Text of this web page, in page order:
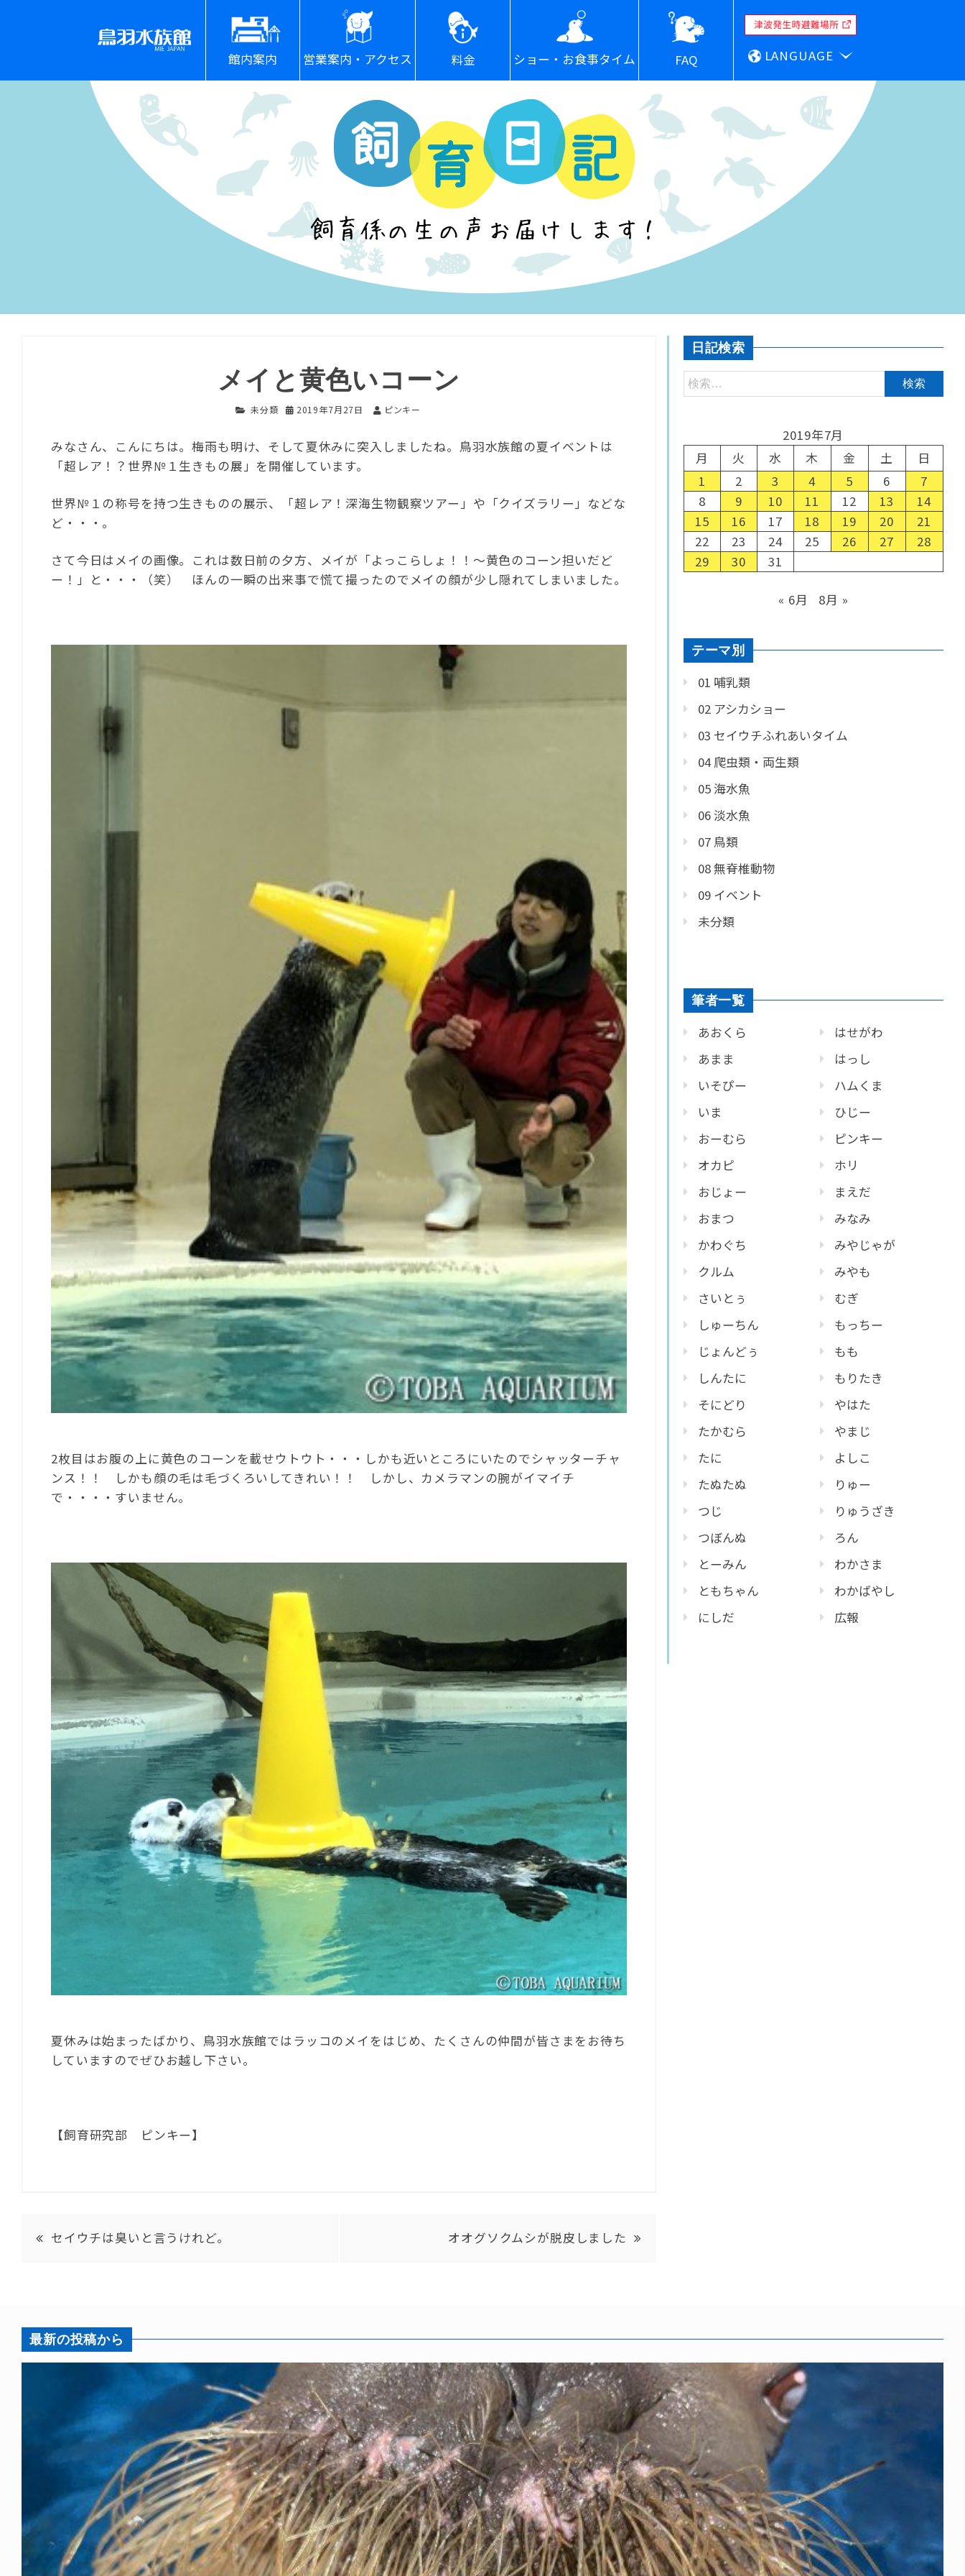
館内案内 営業案内・アクセス 料金 ショー・お食事タイム FAQ LANGUAGE
メイと黄色いコーン
未分類 2019年7月27日 ピンキー
みなさん、こんにちは。梅雨も明け、そして夏休みに突入しましたね。鳥羽水族館の夏イベントは
「超レア！？世界№１生きもの展」を開催しています。
世界№１の称号を持つ生きものの展示、「超レア！深海生物観察ツアー」や「クイズラリー」などな
ど・・・。
さて今日はメイの画像。これは数日前の夕方、メイが「よっこらしょ！！～黄色のコーン担いだど
ー！」と・・・（笑） ほんの一瞬の出来事で慌て撮ったのでメイの顔が少し隠れてしまいました。
2枚目はお腹の上に黄色のコーンを載せウトウト・・・しかも近いところにいたのでシャッターチャ
ンス！！ しかも顔の毛は毛づくろいしてきれい！！ しかし、カメラマンの腕がイマイチ
で・・・・すいません。
夏休みは始まったばかり、鳥羽水族館ではラッコのメイをはじめ、たくさんの仲間が皆さまをお待ち
していますのでぜひお越し下さい。
【飼育研究部 ピンキー】
セイウチは臭いと言うけれど。 オオグソクムシが脱皮しました
日記検索
2019年7月
月
火 水 木 金 土
日
1
2 3 4 5 6
7
8
9 10 11 12 13
14
15
16 17 18 19 20
21
22
23 24 25 26 27
28
29
30 31
« 6月 8月 »
テーマ別
01 哺乳類
02 アシカショー
03 セイウチふれあいタイム
04 爬虫類・両生類
05 海水魚
06 淡水魚
07 鳥類
08 無脊椎動物
09 イベント
未分類
筆者一覧
あおくら
あまま
いそぴー
いま
おーむら
オカピ
おじょー
おまつ
かわぐち
クルム
さいとぅ
しゅーちん
じょんどぅ
しんたに
そにどり
たかむら
たに
たぬたぬ
つじ
つぼんぬ
とーみん
ともちゃん
にしだ
はせがわ
はっし
ハムくま
ひじー
ピンキー
ホリ
まえだ
みなみ
みやじゃが
みやも
むぎ
もっちー
もも
もりたき
やはた
やまじ
よしこ
りゅー
りゅうざき
ろん
わかさま
わかばやし
広報
最新の投稿から